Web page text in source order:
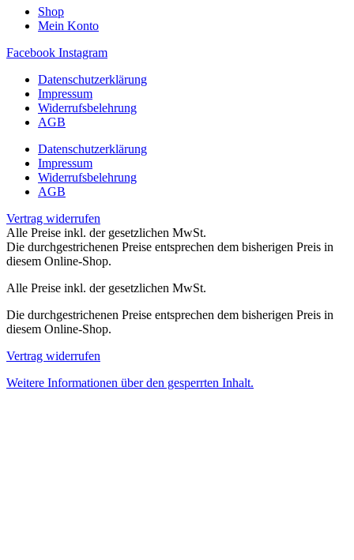
Shop
Mein Konto
Facebook Instagram
Datenschutzerklärung
Impressum
Widerrufsbelehrung
AGB
Datenschutzerklärung
Impressum
Widerrufsbelehrung
AGB
Vertrag widerrufen
Alle Preise inkl. der gesetzlichen MwSt.
Die durchgestrichenen Preise entsprechen dem bisherigen Preis in
diesem Online-Shop.
Alle Preise inkl. der gesetzlichen MwSt.
Die durchgestrichenen Preise entsprechen dem bisherigen Preis in
diesem Online-Shop.
Vertrag widerrufen
Weitere Informationen über den gesperrten Inhalt.